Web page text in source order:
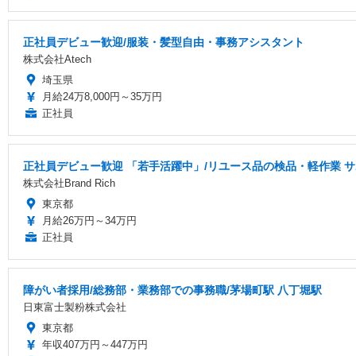
正社員デビュー歓迎/服装・髪型自由・事務アシスタント
株式会社Atech
埼玉県
月給24万8,000円～35万円
正社員
正社員デビュー歓迎 「若手活躍中」/リユース品の検品・軽作業
株式会社Brand Rich
東京都
月給26万円～34万円
正社員
障がい者採用/総務部・業務部での事務職/茅場町駅 八丁堀駅
日東富士製粉株式会社
東京都
年収407万円～447万円